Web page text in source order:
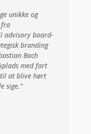
unikke og
fra
advisory board-
branding
Bach
med fart
at blive hørt
sige.”